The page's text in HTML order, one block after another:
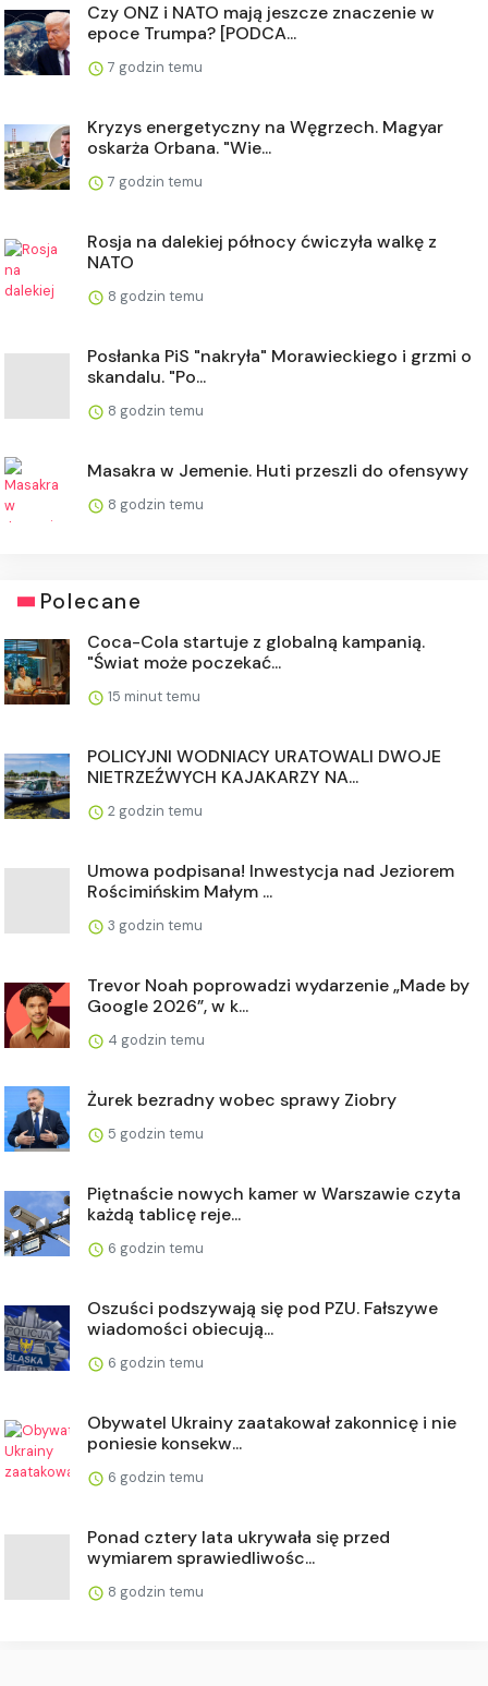
Czy ONZ i NATO mają jeszcze znaczenie w
epoce Trumpa? [PODCA...
7 godzin temu
Kryzys energetyczny na Węgrzech. Magyar
oskarża Orbana. "Wie...
7 godzin temu
Rosja na dalekiej północy ćwiczyła walkę z
NATO
8 godzin temu
Posłanka PiS "nakryła" Morawieckiego i grzmi o
skandalu. "Po...
8 godzin temu
Masakra w Jemenie. Huti przeszli do ofensywy
8 godzin temu
Polecane
Coca-Cola startuje z globalną kampanią.
"Świat może poczekać...
15 minut temu
POLICYJNI WODNIACY URATOWALI DWOJE
NIETRZEŹWYCH KAJAKARZY NA...
2 godzin temu
Umowa podpisana! Inwestycja nad Jeziorem
Rościmińskim Małym ...
3 godzin temu
Trevor Noah poprowadzi wydarzenie „Made by
Google 2026”, w k...
4 godzin temu
Żurek bezradny wobec sprawy Ziobry
5 godzin temu
Piętnaście nowych kamer w Warszawie czyta
każdą tablicę reje...
6 godzin temu
Oszuści podszywają się pod PZU. Fałszywe
wiadomości obiecują...
6 godzin temu
Obywatel Ukrainy zaatakował zakonnicę i nie
poniesie konsekw...
6 godzin temu
Ponad cztery lata ukrywała się przed
wymiarem sprawiedliwośc...
8 godzin temu